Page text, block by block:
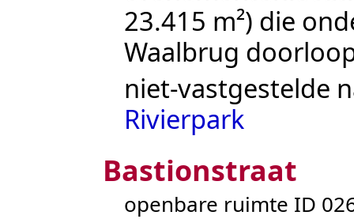
23.415 m²) die
Waalbrug
niet-vastgestelde
Rivierpark
Bastionstraat
openbare ruimte ID